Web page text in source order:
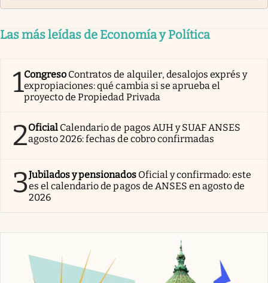
Las más leídas de Economía y Política
1Congreso Contratos de alquiler, desalojos exprés y
expropiaciones: qué cambia si se aprueba el
proyecto de Propiedad Privada
2Oficial Calendario de pagos AUH y SUAF ANSES
agosto 2026: fechas de cobro confirmadas
3Jubilados y pensionados Oficial y confirmado: este
es el calendario de pagos de ANSES en agosto de
2026